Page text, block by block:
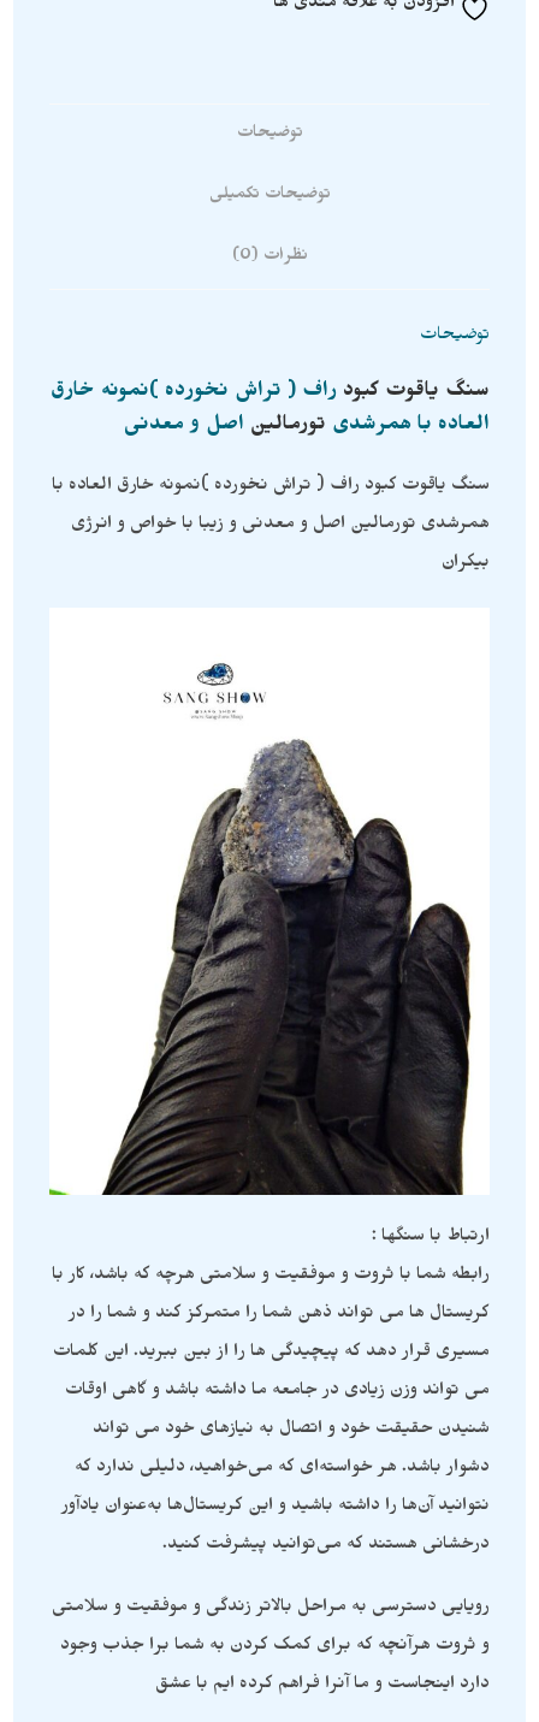
افزودن به علاقه مندی ها
توضیحات
توضیحات تکمیلی
نظرات (0)
توضیحات
سنگ یاقوت کبود راف ( تراش نخورده )نمونه خارق
العاده با همرشدی تورمالین اصل و معدنی
سنگ یاقوت کبود راف ( تراش نخورده )نمونه خارق العاده با
همرشدی تورمالین اصل و معدنی و زیبا با خواص و انرژی
بیکران
ارتباط با سنگها :
رابطه شما با ثروت و موفقیت و سلامتی هرچه که باشد، کار با
کریستال ها می تواند ذهن شما را متمرکز کند و شما را در
مسیری قرار دهد که پیچیدگی ها را از بین ببرید. این کلمات
می تواند وزن زیادی در جامعه ما داشته باشد و گاهی اوقات
شنیدن حقیقت خود و اتصال به نیازهای خود می تواند
دشوار باشد. هر خواسته‌ای که می‌خواهید، دلیلی ندارد که
نتوانید آن‌ها را داشته باشید و این کریستال‌ها به‌عنوان یادآور
درخشانی هستند که می‌توانید پیشرفت کنید.
رویایی دسترسی به مراحل بالاتر زندگی و موفقیت و سلامتی
و ثروت هرآنچه که برای کمک کردن به شما برا جذب وجود
دارد اینجاست و ما آنرا فراهم کرده ایم با عشق